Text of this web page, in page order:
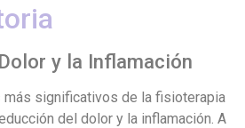
y la Inflamación
significativos de la fisioterapia
del dolor y la inflamación. A